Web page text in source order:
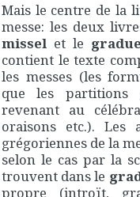
Mais le centre de la
messe: les deux
missel et le
contient le texte
les messes (les
que les partitions
revenant au
oraisons etc.). Les
grégoriennes de la
selon le cas par la
trouvent dans le
propre (introït,